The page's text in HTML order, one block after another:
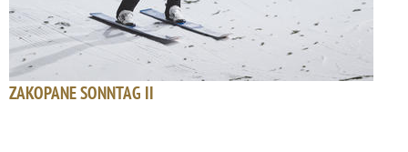
ZAKOPANE SONNTAG II